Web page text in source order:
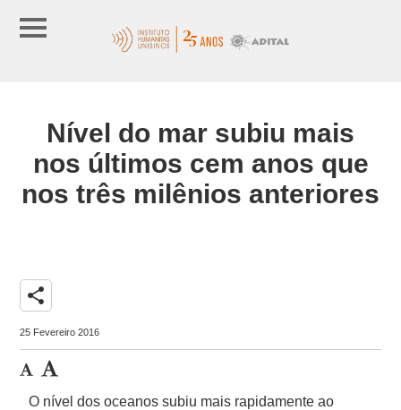
Nível do mar subiu mais
nos últimos cem anos que
nos três milênios anteriores
share
25 Fevereiro 2016
O nível dos oceanos subiu mais rapidamente ao